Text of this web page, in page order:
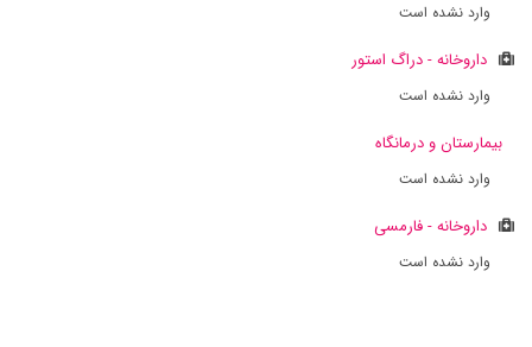
وارد نشده است
داروخانه - دراگ استور
وارد نشده است
بیمارستان و درمانگاه
وارد نشده است
داروخانه - فارمسی
وارد نشده است